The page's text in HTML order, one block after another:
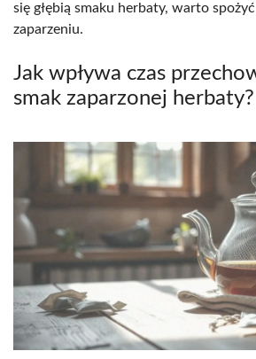
się głębią smaku herbaty, warto
zaparzeniu.
Jak wpływa czas
smak zaparzonej herbaty?